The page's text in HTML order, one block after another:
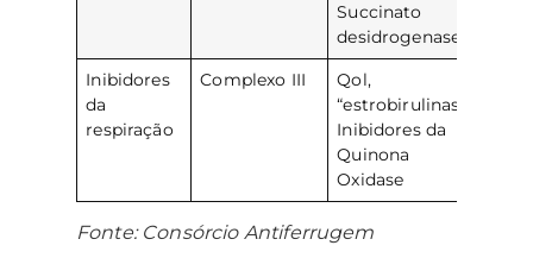
Succinato
desidrogenase
Inibidores
da
respiração
Complexo III
Qol,
“estrobirulinas!
Inibidores da
Quinona
Oxidase
Fonte: Consórcio Antiferrugem